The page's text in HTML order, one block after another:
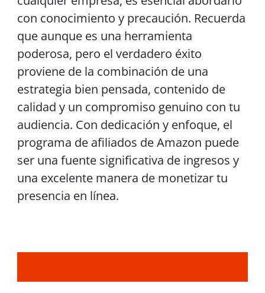
con conocimiento y precaución. Recuerda
que aunque es una herramienta
poderosa, pero el verdadero éxito
proviene de la combinación de una
estrategia bien pensada, contenido de
calidad y un compromiso genuino con tu
audiencia. Con dedicación y enfoque, el
programa de afiliados de Amazon puede
ser una fuente significativa de ingresos y
una excelente manera de monetizar tu
presencia en línea.